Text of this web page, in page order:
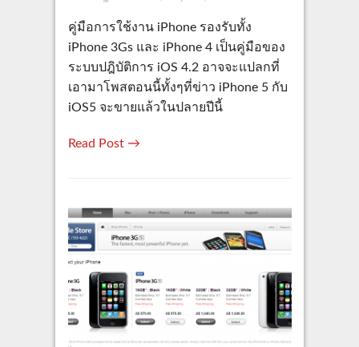
คู่มือการใช้งาน iPhone รองรับทั้ง
iPhone 3Gs และ iPhone 4 เป็นคู่มือของ
ระบบปฎิบัติการ iOS 4.2 อาจจะแปลกที่
เอามาโพสตอนนี้ทั้งๆที่ข่าว iPhone 5 กับ
iOS5 จะขายแล้วในปลายปีนี้
Read Post →